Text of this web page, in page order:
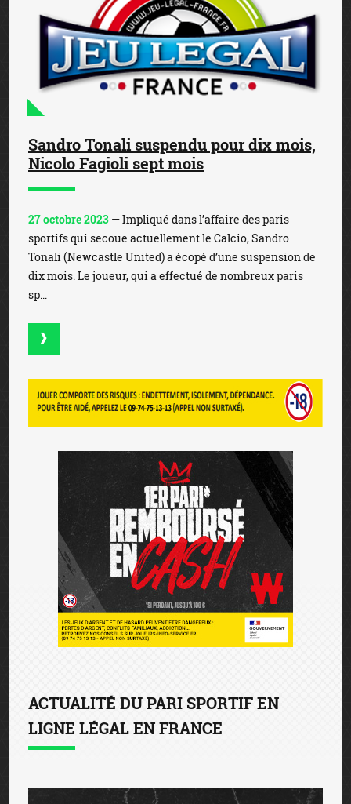
Sandro Tonali suspendu pour dix mois,
Nicolo Fagioli sept mois
27 octobre 2023 — Impliqué dans l’affaire des paris
sportifs qui secoue actuellement le Calcio, Sandro
Tonali (Newcastle United) a écopé d’une suspension de
dix mois. Le joueur, qui a effectué de nombreux paris
sp...
ACTUALITÉ DU PARI SPORTIF EN
LIGNE LÉGAL EN FRANCE